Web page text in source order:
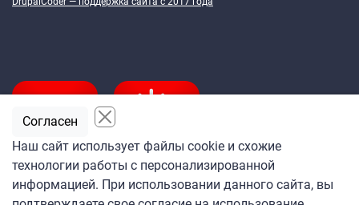
Подпишитесь
на ежедневную рассылку
Наш сайт использует файлы cookie и схожие
технологии работы с персонализированной
информацией. При использовании данного сайта, вы
Согласен